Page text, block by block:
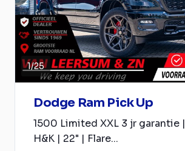
1/25
Dodge Ram Pick Up
1500 Limited XXL 3 jr garantie
H&K | 22" | Flare...